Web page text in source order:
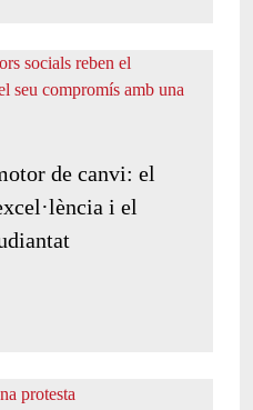
de canvi: el
i el